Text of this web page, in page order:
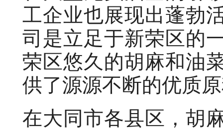
工企业也展现出蓬勃
司是立足于新荣区的
荣区悠久的胡麻和油
供了源源不断的优质
在大同市各县区，胡